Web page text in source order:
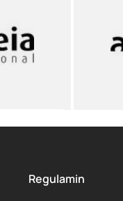
Regulamin